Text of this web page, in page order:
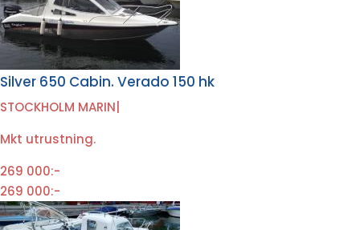
Silver 650 Cabin. Verado 150 hk
STOCKHOLM MARIN
Mkt utrustning.
269 000:-
269 000:-